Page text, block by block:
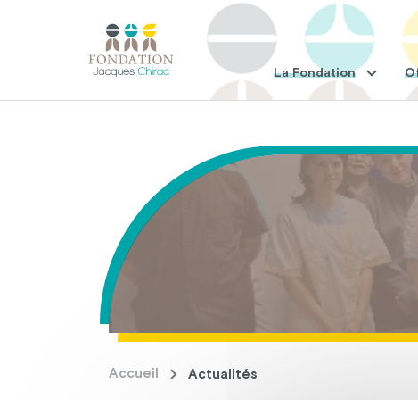
La Fondation
Accueil Actualités